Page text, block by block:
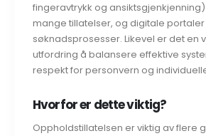
fingeravtrykk og
mange tillatelser, og digitale
søknadsprosesser. Likevel er det en
utfordring å balansere effektive
respekt for personvern og
Hvorfor er dette viktig?
Oppholdstillatelsen er viktig av flere